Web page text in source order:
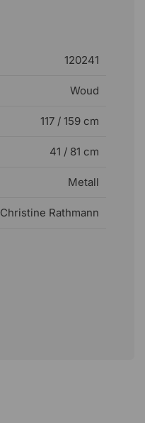
120241
Woud
117 / 159 cm
41 / 81 cm
Metall
Christine Rathmann